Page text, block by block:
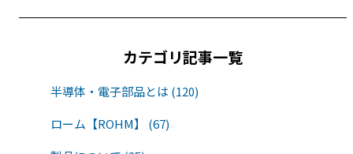
カテゴリ記事一覧
半導体・電子部品とは (120)
ローム【ROHM】 (67)